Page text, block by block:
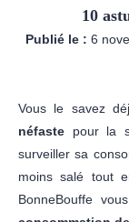
10
Publié le : 6
Vous le savez
néfaste pour la
surveiller sa
moins salé tout
BonneBouffe